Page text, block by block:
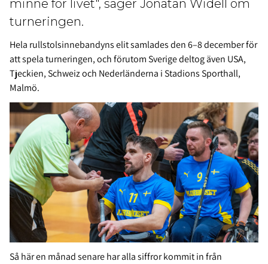
minne för livet", säger Jonatan Widell om
turneringen.
Hela rullstolsinnebandyns elit samlades den 6–8 december för
att spela turneringen, och förutom Sverige deltog även USA,
Tjeckien, Schweiz och Nederländerna i Stadions Sporthall,
Malmö.
Så här en månad senare har alla siffror kommit in från